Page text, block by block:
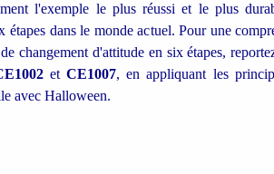
l'exemple le plus réussi et le plus
étapes dans le monde actuel. Pour une
changement d'attitude en six étapes,
etCE1007, en appliquant les
avec Halloween.